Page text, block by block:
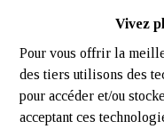
Vivez
Pour vous offrir la
des tiers utilisons des
pour accéder et/ou
acceptant ces
Ref: 3401
€ 598.000